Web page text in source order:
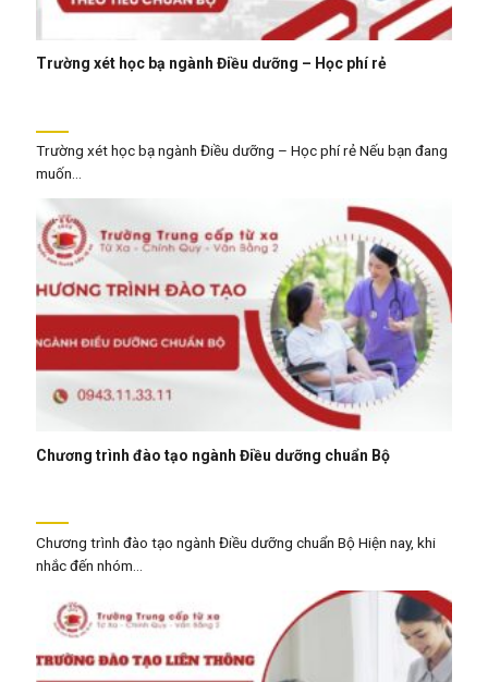
Trường xét học bạ ngành Điều dưỡng – Học phí rẻ
Trường xét học bạ ngành Điều dưỡng – Học phí rẻ Nếu bạn đang
muốn...
Chương trình đào tạo ngành Điều dưỡng chuẩn Bộ
Chương trình đào tạo ngành Điều dưỡng chuẩn Bộ Hiện nay, khi
nhắc đến nhóm...